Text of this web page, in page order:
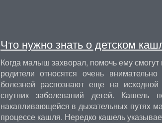
Что нужно знать о детском
Когда малыш захворал, помочь ему
родители относятся очень
болезней распознают еще на
спутник заболеваний детей. Кашель
накапливающейся в дыхательных путях
процессе кашля. Нередко кашель